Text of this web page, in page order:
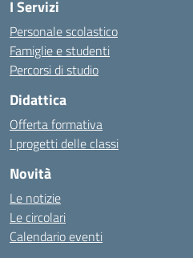
I Servizi
Personale scolastico
Famiglie e studenti
Percorsi di studio
Didattica
Offerta formativa
I progetti delle classi
Novità
Le notizie
Le circolari
Calendario eventi